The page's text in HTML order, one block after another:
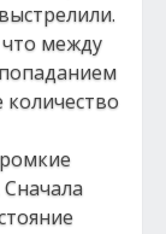
между